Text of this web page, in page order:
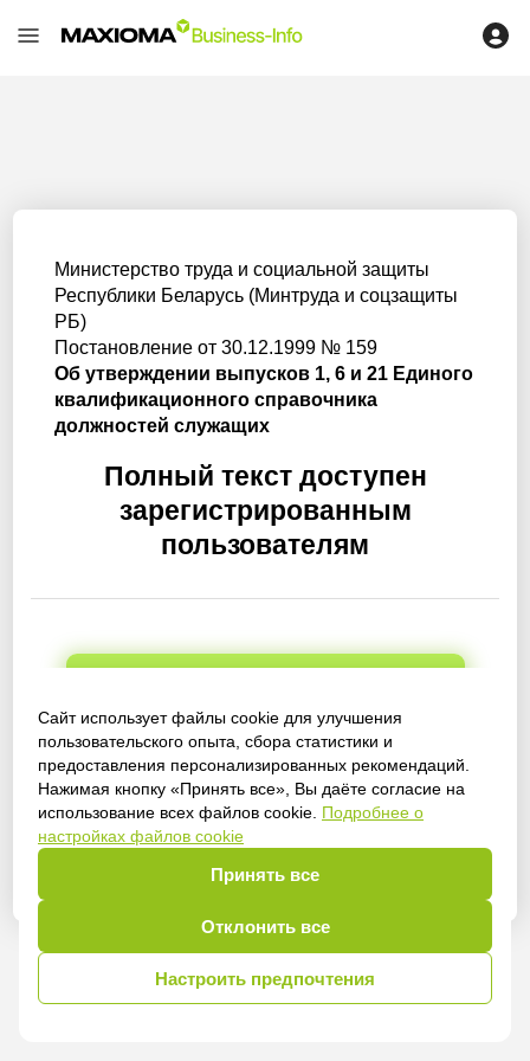
Сайт использует файлы cookie для улучшения
пользовательского опыта, сбора статистики и
предоставления персонализированных рекомендаций.
Нажимая кнопку «Принять все», Вы даёте согласие на
использование всех файлов cookie. Подробнее о
настройках файлов cookie
Принять все
Отклонить все
Настроить предпочтения
Министерство труда и социальной защиты
Республики Беларусь (Минтруда и соцзащиты
РБ)
Постановление от 30.12.1999 № 159
Об утверждении выпусков 1, 6 и 21 Единого
квалификационного справочника
должностей служащих
Полный текст доступен
зарегистрированным
пользователям
Войти